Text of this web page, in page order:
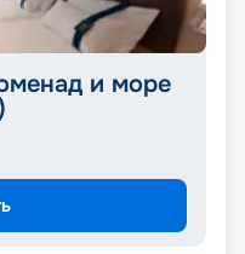
и море